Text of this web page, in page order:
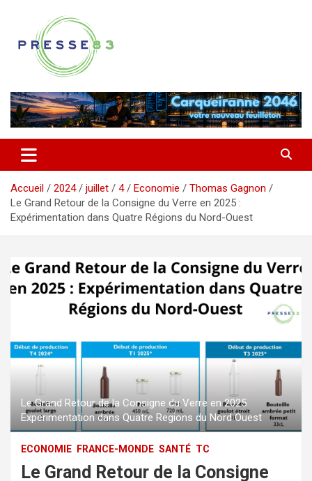
contenu
Presse 83
Accueil 2024 juillet 4 Economie
Thomas Gagnon
Le Grand Retour de la Consigne du Verre en 2025 :
Expérimentation dans Quatre Régions du Nord-Ouest
Le Grand Retour de la Consigne du Verre en 2025
Experimentation dans Quatre Regions du Nord Ouest
ECONOMIE FRANCE-MONDE SANTÉ TC
Le Grand Retour de la Consigne